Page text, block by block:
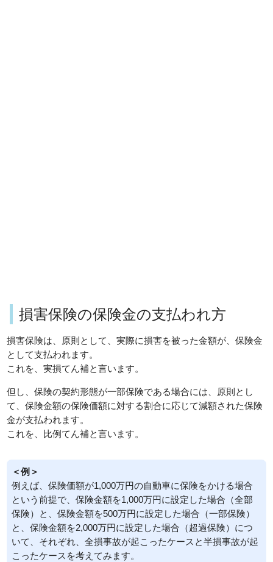
損害保険の保険金の支払われ方
損害保険は、原則として、実際に損害を被った金額が、保険金
として支払われます。
これを、実損てん補と言います。
但し、保険の契約形態が一部保険である場合には、原則とし
て、保険金額の保険価額に対する割合に応じて減額された保険
金が支払われます。
これを、比例てん補と言います。
＜例＞
例えば、保険価額が1,000万円の自動車に保険をかける場合
という前提で、保険金額を1,000万円に設定した場合（全部
保険）と、保険金額を500万円に設定した場合（一部保険）
と、保険金額を2,000万円に設定した場合（超過保険）につ
いて、それぞれ、全損事故が起こったケースと半損事故が起
こったケースを考えてみます。